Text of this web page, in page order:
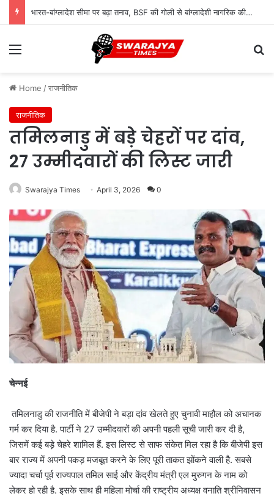
भारत-बांग्लादेश सीमा पर बढ़ा तनाव, BSF की गोली से बांग्लादेशी नागरिक की मौत का दावा
Menu
Home /राजनीतिक
राजनीतिक
तमिलनाडु में बड़े चेहरों पर दांव,
27 उम्मीदवारों की लिस्ट जारी
Swarajya Times April 3, 2026 0
चेन्नई
तमिलनाडु की राजनीति में बीजेपी ने बड़ा दांव खेलते हुए चुनावी माहौल को अचानक
गर्म कर दिया है. पार्टी ने 27 उम्मीदवारों की अपनी पहली सूची जारी कर दी है,
जिसमें कई बड़े चेहरे शामिल हैं. इस लिस्ट से साफ संकेत मिल रहा है कि बीजेपी इस
बार राज्य में अपनी पकड़ मजबूत करने के लिए पूरी ताकत झोंकने वाली है. सबसे
ज्यादा चर्चा पूर्व राज्यपाल तमिल साई और केंद्रीय मंत्री एल मुरुगन के नाम को
लेकर हो रही है. इसके साथ ही महिला मोर्चा की राष्ट्रीय अध्यक्ष वनाति श्रीनिवासन